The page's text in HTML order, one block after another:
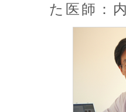
た医師：